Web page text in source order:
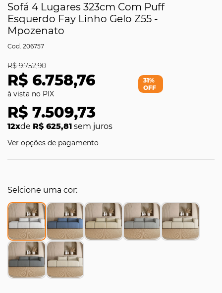
Sofá 4 Lugares 323cm Com Puff
Esquerdo Fay Linho Gelo Z55 -
Mpozenato
206757
R$ 6.758,76
R$ 9.752,90
R$ 7.509,73
12xde R$ 625,81 sem juros
31%
OFF
Ver opções de pagamento
Selcione uma cor